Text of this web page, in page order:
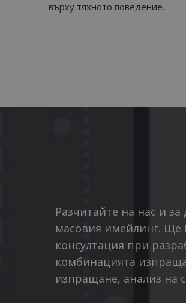
върху тяхното поведение.
Разчитайте на нас и
масовия имейлинг. Ще
консултация при
комбинацията
изпращане, анализ на